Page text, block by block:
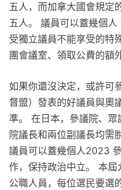
五人，而加拿大國會規定
五人。 議員可以蓋幾個
受獨立議員不能享受的特
團會議室、領取公費的額
如果你還沒決定，或許可
督盟）發表的好議員與奧
準。 在日本，參議院、
院議長和兩位副議長均需
議員可以蓋幾個人2023
作，保持政治中立。 本
公職人員，每位選民要選